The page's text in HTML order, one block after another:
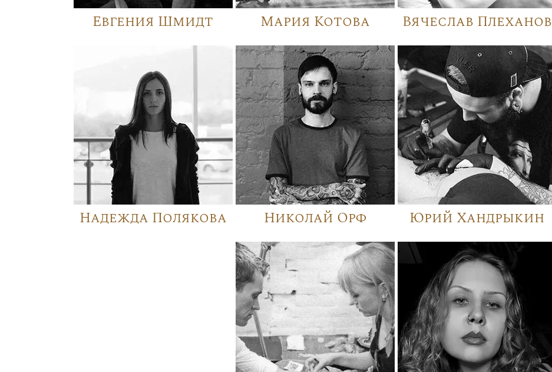
Евгения Шмидт Мария Котова Вячеслав Плеханов
Надежда Полякова Николай Орф Юрий Хандрыкин